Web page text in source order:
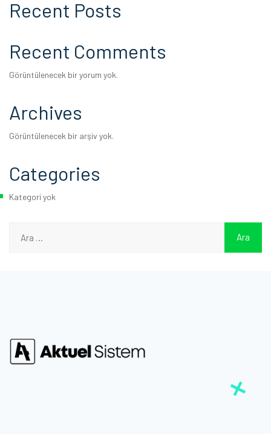
Recent Posts
Recent Comments
Görüntülenecek bir yorum yok.
Archives
Görüntülenecek bir arşiv yok.
Categories
Kategori yok